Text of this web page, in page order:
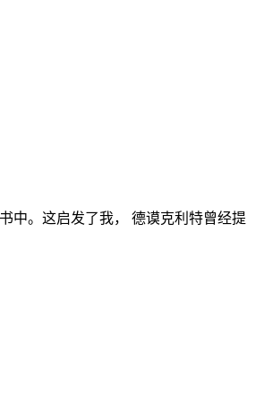
中。这启发了我， 德谟克利特曾经提